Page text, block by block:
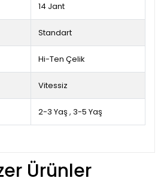
14 Jant
Standart
Hi-Ten Çelik
Vitessiz
2-3 Yaş , 3-5 Yaş
Ürünler